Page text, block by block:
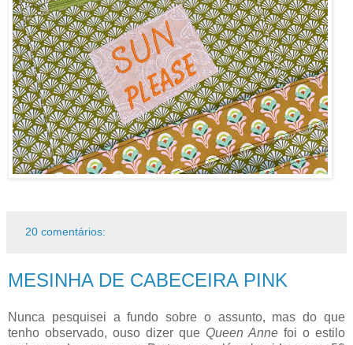
20 comentários:
MESINHA DE CABECEIRA PINK
Nunca pesquisei a fundo sobre o assunto, mas do que
tenho observado, ouso dizer que Queen Anne foi o estilo